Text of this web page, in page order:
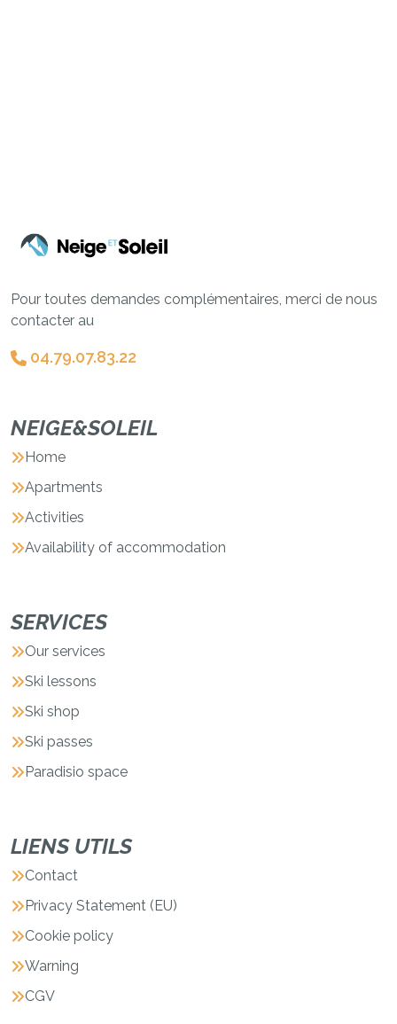
Pour toutes demandes complémentaires, merci de nous
contacter au
04.79.07.83.22
NEIGE&SOLEIL
Home
Apartments
Activities
Availability of accommodation
SERVICES
Our services
Ski lessons
Ski shop
Ski passes
Paradisio space
LIENS UTILS
Contact
Privacy Statement (EU)
Cookie policy
Warning
CGV